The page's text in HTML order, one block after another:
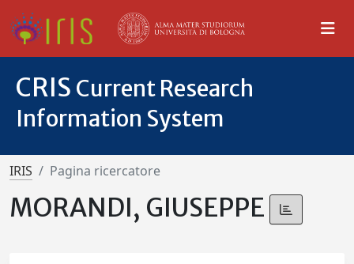
CRIS Current Research
Information System
IRIS Pagina ricercatore
MORANDI, GIUSEPPE